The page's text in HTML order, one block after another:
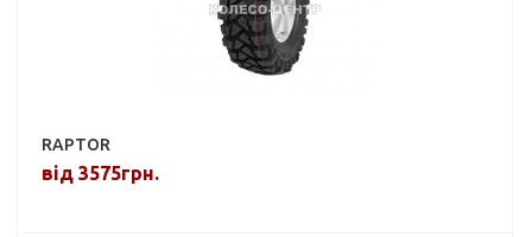
RAPTOR
від 3575грн.